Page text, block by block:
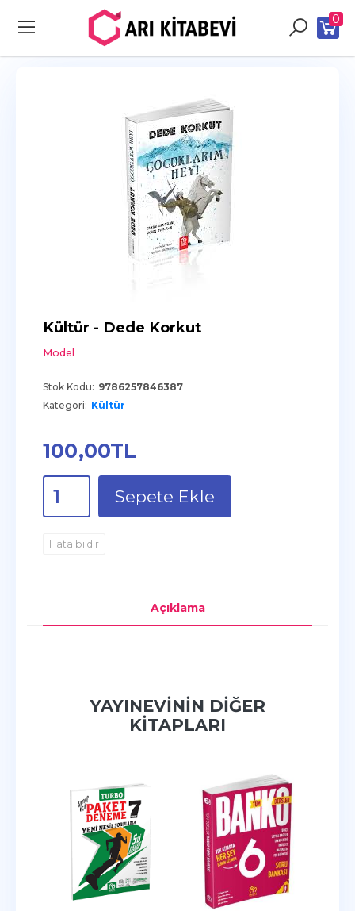
0
Kültür - Dede Korkut
Model
Stok Kodu: 9786257846387
Kategori: Kültür
100,00TL
Sepete Ekle
Hata bildir
Açıklama
YAYINEVININ DIĞER
KITAPLARI